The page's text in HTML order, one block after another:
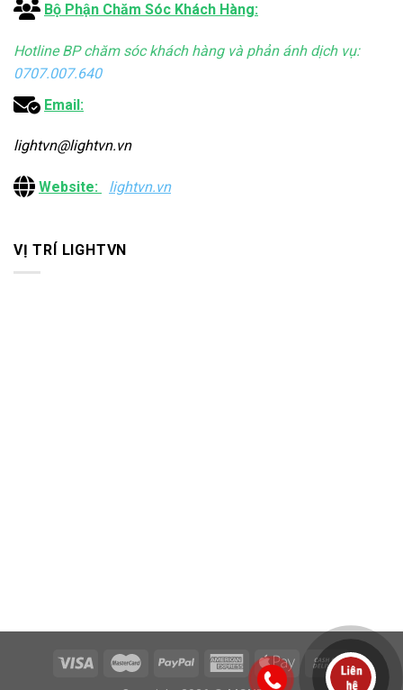
Bộ Phận Chăm Sóc Khách Hàng:
Hotline BP chăm sóc khách hàng và phản ánh dịch vụ:
0707.007.640
Email:
lightvn@lightvn.vn
Website: lightvn.vn
VỊ TRÍ LIGHTVN